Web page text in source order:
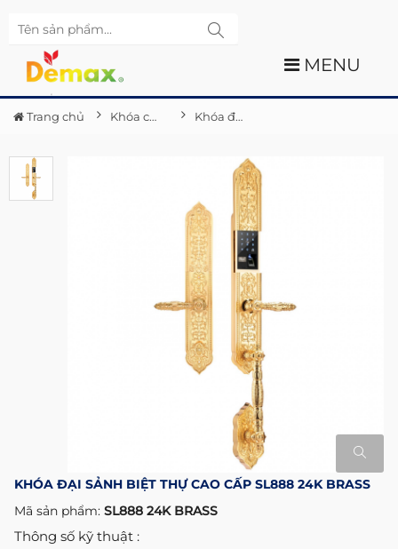
MENU
Trang chủ Khóa cửa điện tử Demax Khóa đại sảnh biệt thự cao cấp SL888 24K BRASS
KHÓA ĐẠI SẢNH BIỆT THỰ CAO CẤP SL888 24K BRASS
Mã sản phẩm: SL888 24K BRASS
Thông số kỹ thuật :